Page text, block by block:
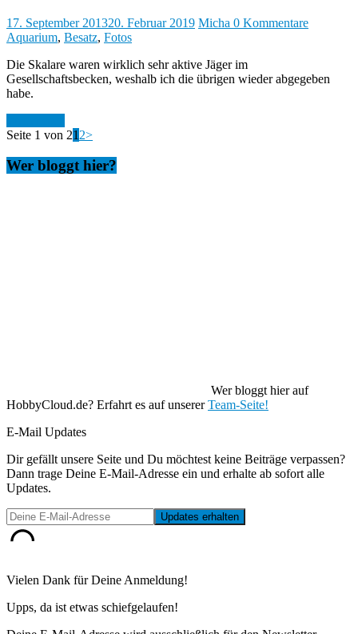
17. September 201320. Februar 2019 Micha 0 Kommentare
Aquarium, Besatz, Fotos
Die Skalare waren wirklich sehr aktive Jäger im
Gesellschaftsbecken, weshalb ich die übrigen wieder abgegeben
habe.
Seite 1 von 21 2>
Wer bloggt hier?
Wer bloggt hier auf
HobbyCloud.de? Erfahrt es auf unsererTeam-Seite!
E-Mail Updates
Dir gefällt unsere Seite und Du möchtest keine Beiträge verpassen?
Dann trage Deine E-Mail-Adresse ein und erhalte ab sofort alle
Updates.
Vielen Dank für Deine Anmeldung!
Upps, da ist etwas schiefgelaufen!